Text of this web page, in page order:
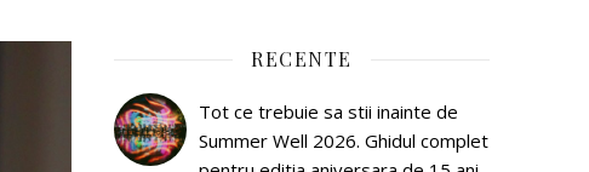
RECENTE
Tot ce trebuie sa stii inainte de
Summer Well 2026. Ghidul complet